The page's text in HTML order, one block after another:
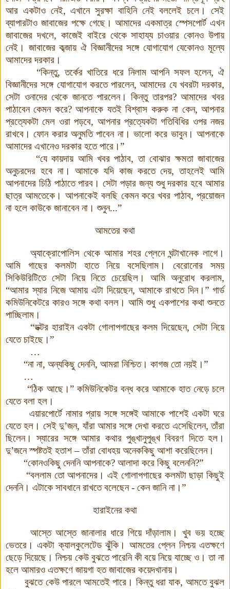
আর একটাও নেই, এখানে সুরক্ষা বাহিনি নেই বললেই চলে। সেই
ব্যাপারটাও জাবাজের পক্ষে গেছে। আমাদের একমাত্র স্পেসপোর্ট এখন
জাবাজের দখলে, কাজেই বাইরে থেকে সাহায্য চাওয়ার কোনও উপায়
নেই । জাবাজের কব্জায় ঐ বিজ্ঞানীদের সঙ্গে যোগাযোগ যেকোনও মূল্যে
আমাদের দরকার।
“কিন্তু, তর্কের খাতিরে ধরে নিলাম আপনি সফল হলেন, ঐ
বিজ্ঞানীদের সঙ্গে যোগাযোগ করতে পারলেন, আমাদের যে খবরটা দরকার,
সেটা ওনাদের থেকে জানতে পারলেন। কিন্তু তারপর? আমাদের খবর
পাঠাবেন কেমন করে? আপনাকে যতই বিশ্বাস করুক না কেন, আপনার
প্রত্যেকটা মেল ওরা পড়বে, আপনার প্রত্যেকটা গতিবিধির ওপর নজর
রাখবে। ফোন করার অনুমতি পাবেন না। ভালো করে ভাবুন। আপনাকে
আমাদের এখানেও দরকার হতে পারে ।”
“যে কায়দায় আমি খবর পাঠাব, তা বোঝার ক্ষমতা জাবাজের
অনুচরদের হবে না। আমাকে যদি কাজ করতে দেয়, তাহলেই আমি
আপনাদের চিঠি পাঠাতে পারব। সেটা পড়ার জন্য শুধু দরকার হবে আমার
ছাত্র আমতেকে। আপনাকেই বলছি কেমন করে খবর পাঠাব, প্রয়োজন
না হলে কাউকে জানাবেন না। শুনুন...”
আমতের কথা
অ্যাক্রোপোলিস থেকে আমার শহর প্লেনে ঘন্টাখানেক লাগে ।
আমি গাছের কলমটা হাতে নিয়ে বসেছিলাম ।
বেরোনোর সময়
সিকিউরিটিতে সেটা নিয়ে নিতে চেয়েছিল। আমি অনুরোধ করলাম,
“আমার স্যার নিজে আমায় এটা দিয়েছেন, আমাকে রাখতে দিন।” গার্ড
কমিউনিকেটরে কারও সঙ্গে কথা বলল। আমি শুধু একপাশের কথা শুনতে
পাচ্ছিলাম ।
“ডক্টর হারাইন একটা গোলাপগাছের কলম দিয়েছেন,সেটা নিয়ে
যেতে চাইছে ।”
…
“না না, অন্যকিছু দেননি, আমরা নিশ্চিত। কাগজ তো নয়ই ।”
…
“ঠিক আছে।” কমিউনিকেটর বন্ধ করে আমাকে হাত নেড়ে চলে
যেতে বলা হল ।
এয়ারপোর্টে নামার প্রায় সঙ্গে সঙ্গেই আমাকে পাশেই একটা ঘরে
যেতে হল । সেই দু’জন, যাঁরা আমার সঙ্গে দেখা করতে এসেছিলেন,তাঁরা
ছিলেন। স্যারের সঙ্গে আমার কথার পুঙ্খানুপুঙ্খ বিবরণ দিতে হল ।
দু’জনে স্পষ্টতই হতাশ–তাঁরা বোধহয় অনেককিছু আশা করেছিলেন।
“কোনওকিছু দেননি আপনাকে? আলাদা করে কিছু বলেননি?”
“বললাম তো আপনাদের । এই গোলাপগাছের কলমটা ছাড়া কিছুই
দেননি। এটাকে সাবধানে রাখতে বলেছেন- কেন জানি না ।”
হারাইনের কথা
আস্তে আস্তে জানালার ধারে গিয়ে দাঁড়ালাম। খুব ভয় হচ্ছে
ভেতরে ।একটা ক্যালকুলেটেড ঝুঁকি। আমতের প্লেন নিশ্চয় এতক্ষণে
ছেড়ে দিয়েছে । নিশ্চয় কেউ বুঝতে পারেনি কী বয়ে নিয়ে যাচ্ছে ও। তা না
হলে আমারও এতক্ষণে জায়গা হত জাবাজের কয়েদখানায়।
বুঝতে কেউ পারলে আমতেই পারে । কিন্তু ধরা যাক, আমতে বুঝল